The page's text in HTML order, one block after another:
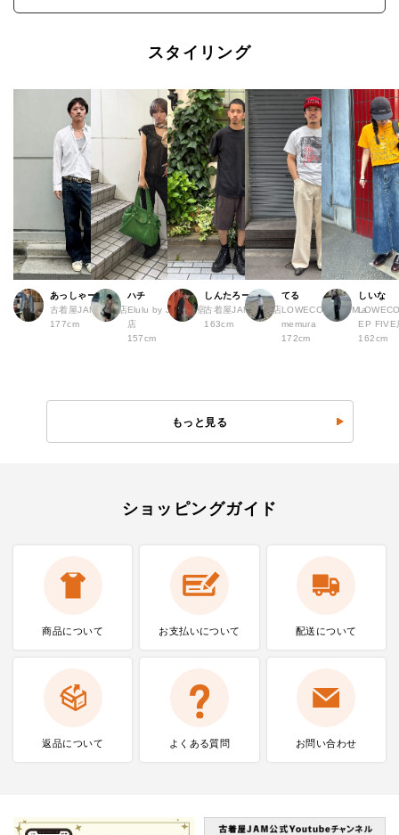
スタイリング
あっしゃー
古着屋JAM 原宿店
177cm
ハチ
Elulu by JAM 原宿
店
157cm
しんたろー
古着屋JAM 仙台店
163cm
てる
LOWECO by JAM a
memura
172cm
しいな
EP
162cm
もっと見る
ショッピングガイド
商品について お支払いについて 配送について
返品について よくある質問 お問い合わせ